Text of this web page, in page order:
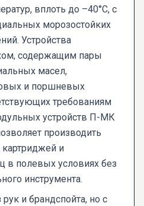
вплоть до –40°C, с
морозостойких
Устройства
содержащим пары
масел,
и поршневых
требованиям
устройств П-МК
производить
и
в полевых условиях без
инструмента.
и брандспойта, но с